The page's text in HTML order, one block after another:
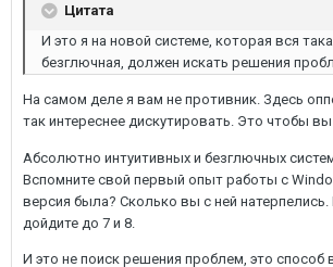
Цитата
И это я на новой системе, которая вся
безглючная, должен искать решения
На самом деле я вам не противник. Здесь
так интереснее дискутировать. Это чтобы
Абсолютно интуитивных и безглючных
Вспомните свой первый опыт работы с
версия была? Сколько вы с ней
дойдите до 7 и 8.
И это не поиск решения проблем, это способ